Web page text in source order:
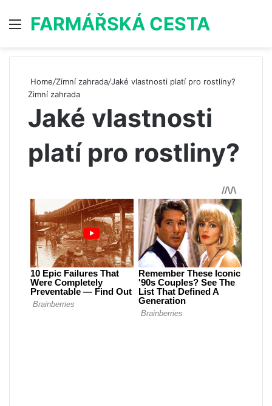
Menu
FARMÁŘSKÁ CESTA
Home/Zimní zahrada/Jaké vlastnosti platí pro rostliny?
Zimní zahrada
Jaké vlastnosti
platí pro rostliny?